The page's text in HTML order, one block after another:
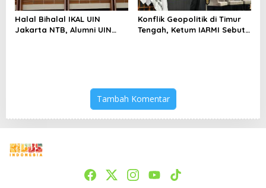
Halal Bihalal IKAL UIN
Jakarta NTB, Alumni UIN
Konflik Geopolitik di Timur
Tengah, Ketum IARMI Sebut
Tambah Komentar